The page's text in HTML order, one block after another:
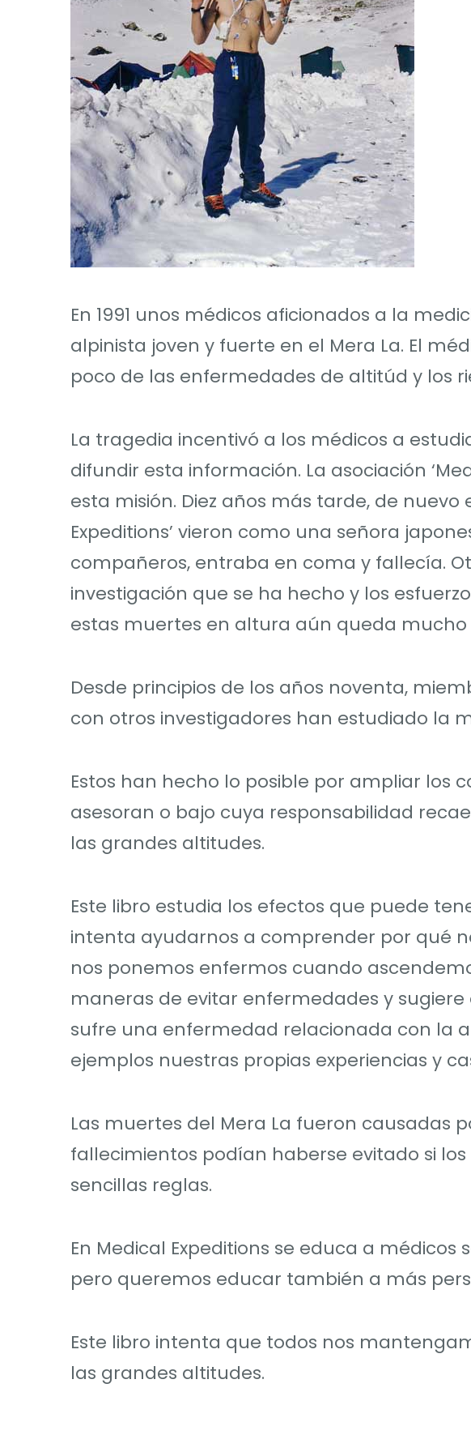
En 1991 unos médicos aficionados a la
alpinista joven y fuerte en el Mera La. El
poco de las enfermedades de altitúd y los
La tragedia incentivó a los médicos a
difundir esta información. La asociación
esta misión. Diez años más tarde, de nuevo
Expeditions’ vieron como una señora
compañeros, entraba en coma y fallecía.
investigación que se ha hecho y los
estas muertes en altura aún queda mucho
Desde principios de los años noventa,
con otros investigadores han estudiado la
Estos han hecho lo posible por ampliar los
asesoran o bajo cuya responsabilidad
las grandes altitudes.
Este libro estudia los efectos que puede
intenta ayudarnos a comprender por qué
nos ponemos enfermos cuando
maneras de evitar enfermedades y sugiere
sufre una enfermedad relacionada con la
ejemplos nuestras propias experiencias y
Las muertes del Mera La fueron causadas
fallecimientos podían haberse evitado si
sencillas reglas.
En Medical Expeditions se educa a
pero queremos educar también a más
Este libro intenta que todos nos
las grandes altitudes.